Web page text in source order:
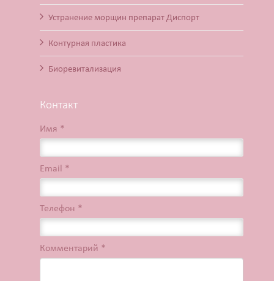
Устранение морщин препарат Диспорт
Контурная пластика
Биоревитализация
Контакт
Имя *
Email *
Телефон *
Комментарий *